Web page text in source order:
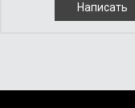
Написать